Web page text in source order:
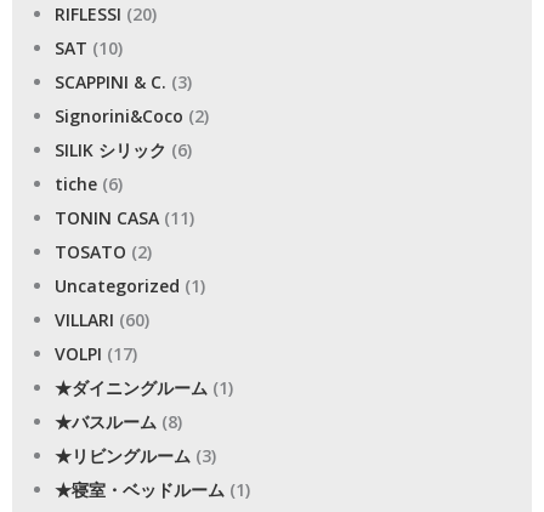
RIFLESSI (20)
SAT (10)
SCAPPINI & C. (3)
Signorini&Coco (2)
SILIK シリック (6)
tiche (6)
TONIN CASA (11)
TOSATO (2)
Uncategorized (1)
VILLARI (60)
VOLPI (17)
★ダイニングルーム (1)
★バスルーム (8)
★リビングルーム (3)
★寝室・ベッドルーム (1)